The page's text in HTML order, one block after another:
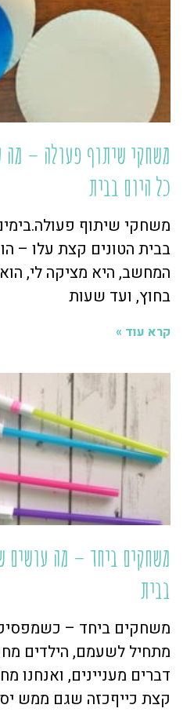
משחקי שיתוף פעולה – מה
כל היום בבית
משחקי שיתוף
בבית הטונים קצת עלו –
המחשב, היא מציקה לי,
בחוץ, ועד שעות
קרא עוד »
משחקים ביחד – מה עושים
בבית
משחקים ביחד – כשמפסיק
מתחיל לשעמם, הילדים
דברים מעניינים,
קצת כייףכזה שגם ממש